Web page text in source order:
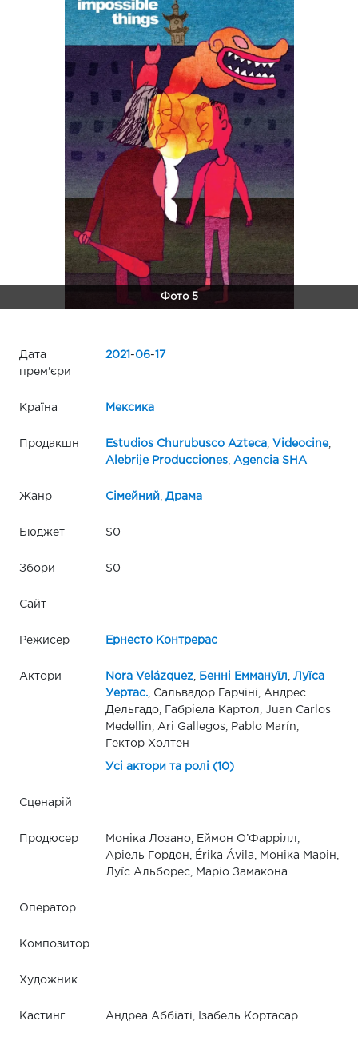
Фото 5
Дата
прем'єри
2021 -06- 17
Країна Мексика
Продакшн Estudios Churubusco Azteca, Videocine,
Alebrije Producciones, Agencia SHA
Жанр Сімейний , Драма
Бюджет $0
Збори $0
Сайт
Режисер Ернесто Контрерас
Актори Nora Velázquez, Бенні Еммануїл , Луїса
Уертас., Сальвадор Гарчіні, Андрес
Дельгадо, Габріела Картол, Juan Carlos
Medellin, Ari Gallegos, Pablo Marín,
Гектор Холтен
Усі актори та ролі (10)
Сценарій
Продюсер
Моніка Лозано, Еймон О’Фаррілл,
Аріель Гордон, Érika Ávila, Моніка Марін,
Луїс Альборес, Маріо Замакона
Оператор
Композитор
Художник
Кастинг Андреа Аббіаті, Ізабель Кортасар